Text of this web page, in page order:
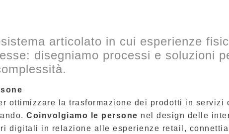
articolato in cui esperienze
disegniamo processi e soluzioni
ottimizzare la trasformazione dei prodotti in servizi
Coinvolgiamo le persone nel design delle
digitali in relazione alle esperienze retail,